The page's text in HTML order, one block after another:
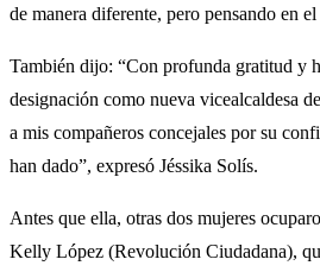
de manera diferente, pero pensando en
También dijo: “Con profunda gratitud y
designación como nueva vicealcaldesa
a mis compañeros concejales por su
han dado”, expresó Jéssika Solís.
Antes que ella, otras dos mujeres
Kelly López (Revolución Ciudadana),